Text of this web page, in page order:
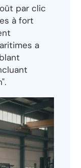
par clic
à fort
a